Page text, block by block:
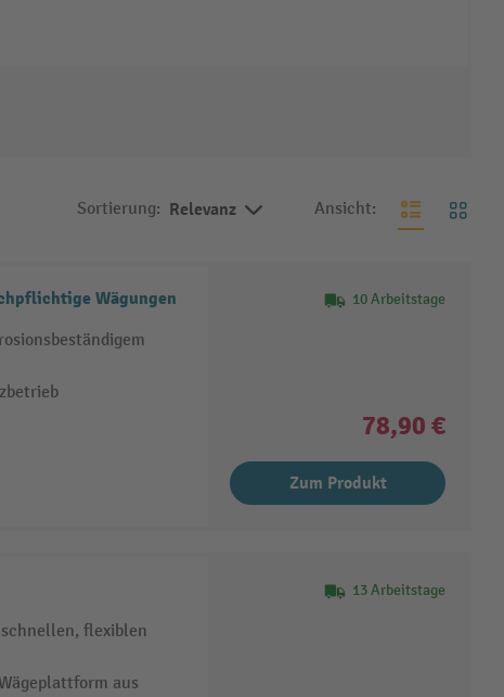
Sortierung: Relevanz Ansicht:
Wägungen 10 Arbeitstage
78,90 €
Zum Produkt
schnellen, flexiblen
aus
13 Arbeitstage